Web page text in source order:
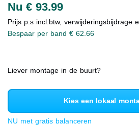
Nu € 93.99
Prijs p.s incl.btw, verwijderingsbijdrage
Bespaar per band € 62.66
Liever montage in de buurt?
Kies een lokaal
NU met gratis balanceren